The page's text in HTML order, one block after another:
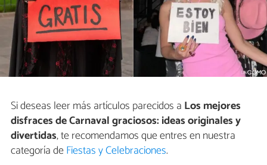
Si deseas leer más artículos parecidos a Los mejores
disfraces de Carnaval graciosos: ideas originales y
divertidas, te recomendamos que entres en nuestra
categoría deFiestas y Celebraciones.